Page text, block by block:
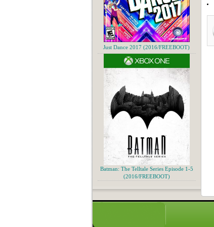
Just Dance 2017 (2016/FREEBOOT)
Batman: The Telltale Series Episode 1-5
(2016/FREEBOOT)